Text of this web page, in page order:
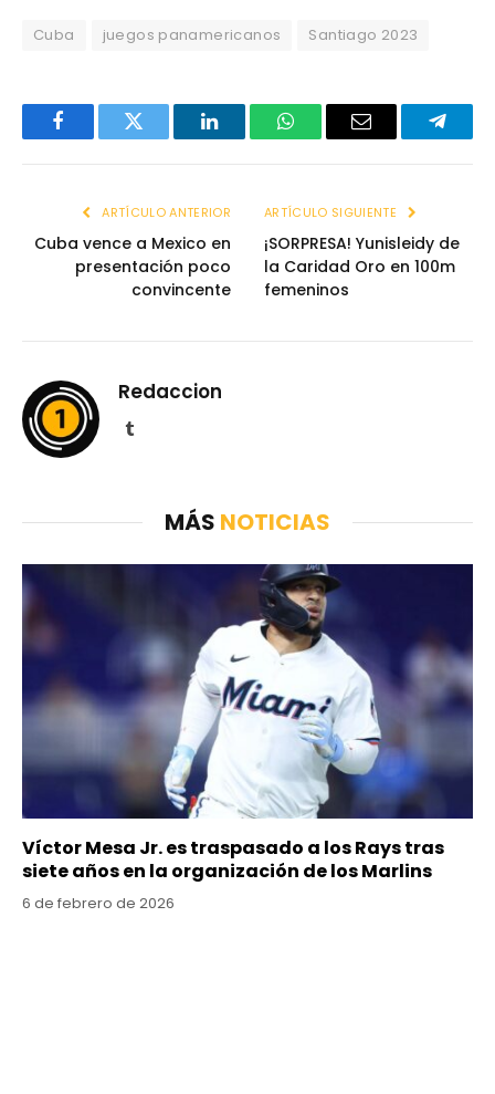
Cuba juegos panamericanos Santiago 2023
FacebookTwitter LinkedInWhatsAppEmail
ARTÍCULO ANTERIOR
Cuba vence a Mexico en
presentación poco
convincente
ARTÍCULO SIGUIENTE
¡SORPRESA! Yunisleidy de
la Caridad Oro en 100m
femeninos
Redaccion
Tumblr
MÁS NOTICIAS
Víctor Mesa Jr. es traspasado a los Rays tras
siete años en la organización de los Marlins
6 de febrero de 2026